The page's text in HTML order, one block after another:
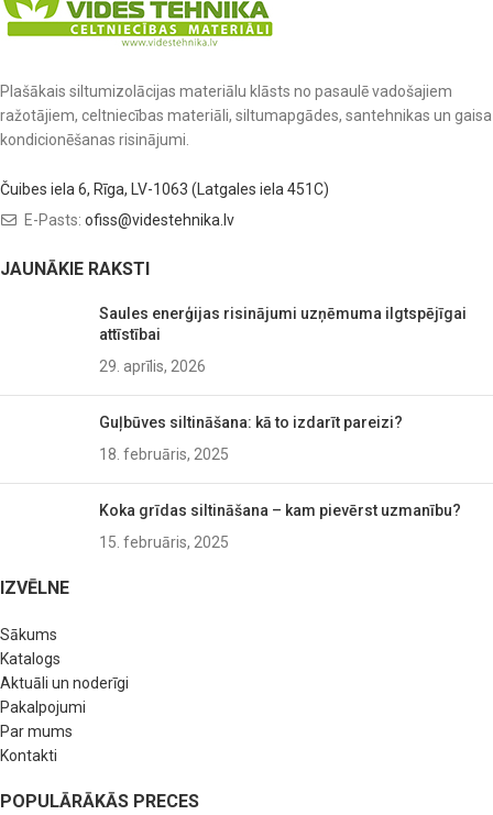
Plašākais siltumizolācijas materiālu klāsts no pasaulē vadošajiem
ražotājiem, celtniecības materiāli, siltumapgādes, santehnikas un gaisa
kondicionēšanas risinājumi.
Čuibes iela 6, Rīga, LV-1063 (Latgales iela 451C)
E-Pasts: ofiss@videstehnika.lv
JAUNĀKIE RAKSTI
Saules enerģijas risinājumi uzņēmuma ilgtspējīgai
attīstībai
29. aprīlis, 2026
Guļbūves siltināšana: kā to izdarīt pareizi?
18. februāris, 2025
Koka grīdas siltināšana – kam pievērst uzmanību?
15. februāris, 2025
IZVĒLNE
Sākums
Katalogs
Aktuāli un noderīgi
Pakalpojumi
Par mums
Kontakti
POPULĀRĀKĀS PRECES